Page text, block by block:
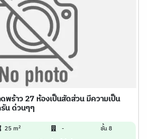
ดพร้าว 27 ห้องเป็นสัดส่วน มีความเป็น
น ด่วนๆๆ
25 m2 - ชั้น 8